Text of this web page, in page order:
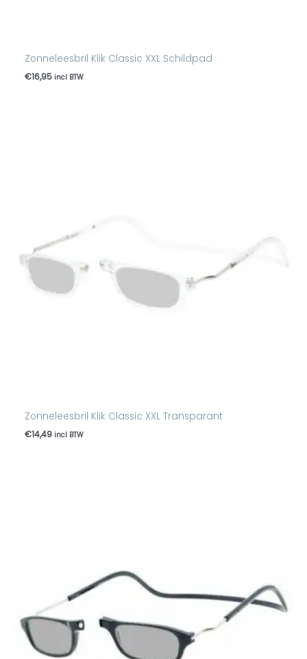
Zonneleesbril Klik Classic XXL Schildpad
€16,95 incl BTW
Zonneleesbril Klik Classic XXL Transparant
€14,49 incl BTW